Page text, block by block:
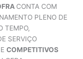
CONTA COM
PLENO DE
TEMPO,
SERVIÇO
ECOMPETITIVOS